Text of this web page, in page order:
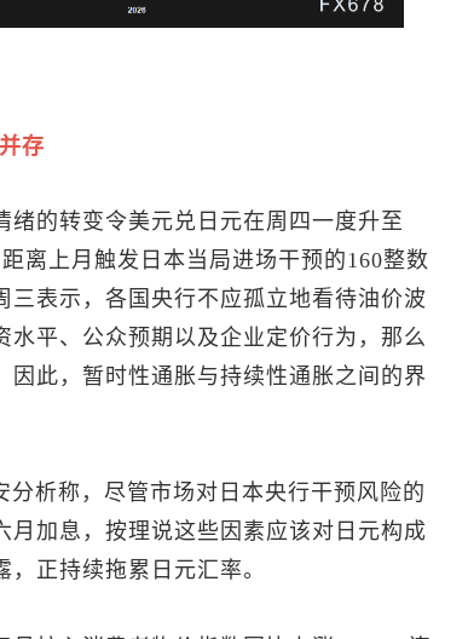
存
绪的转变令美元兑日元在周四一度升至
离上月触发日本当局进场干预的160整数
三表示，各国央行不应孤立地看待油价波
平、公众预期以及企业定价行为，那么
此，暂时性通胀与持续性通胀之间的界
分析称，尽管市场对日本央行干预风险的
加息，按理说这些因素应该对日元构成
正持续拖累日元汇率。